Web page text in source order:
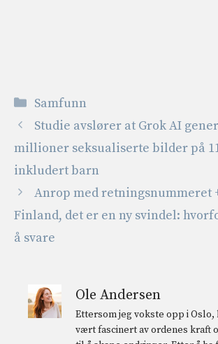
Kategorier
Samfunn
Studie avslører at Grok AI
millioner seksualiserte bilder på
inkludert barn
Anrop med retningsnummeret
Finland, det er en ny svindel:
å svare
Ole Andersen
Ettersom jeg vokste opp i Oslo,
vært fascinert av ordenes kraft